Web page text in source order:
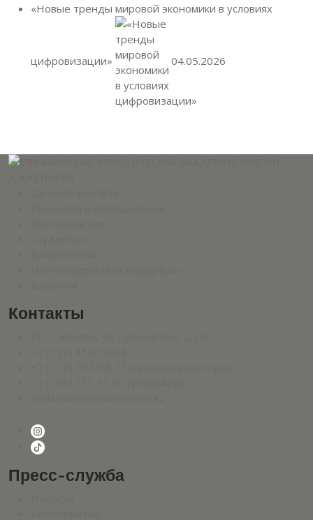
«Новые тренды мировой экономики в условиях
цифровизации» 04.05.2026
Контакты
Пресс-служба